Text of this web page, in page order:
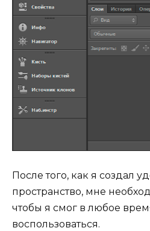
После того, как я создал
пространство, мне
чтобы я смог в любое
воспользоваться.